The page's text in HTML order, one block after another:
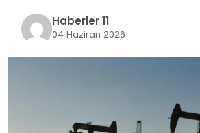
YAŞAM Haberler 11
04 Haziran 2026